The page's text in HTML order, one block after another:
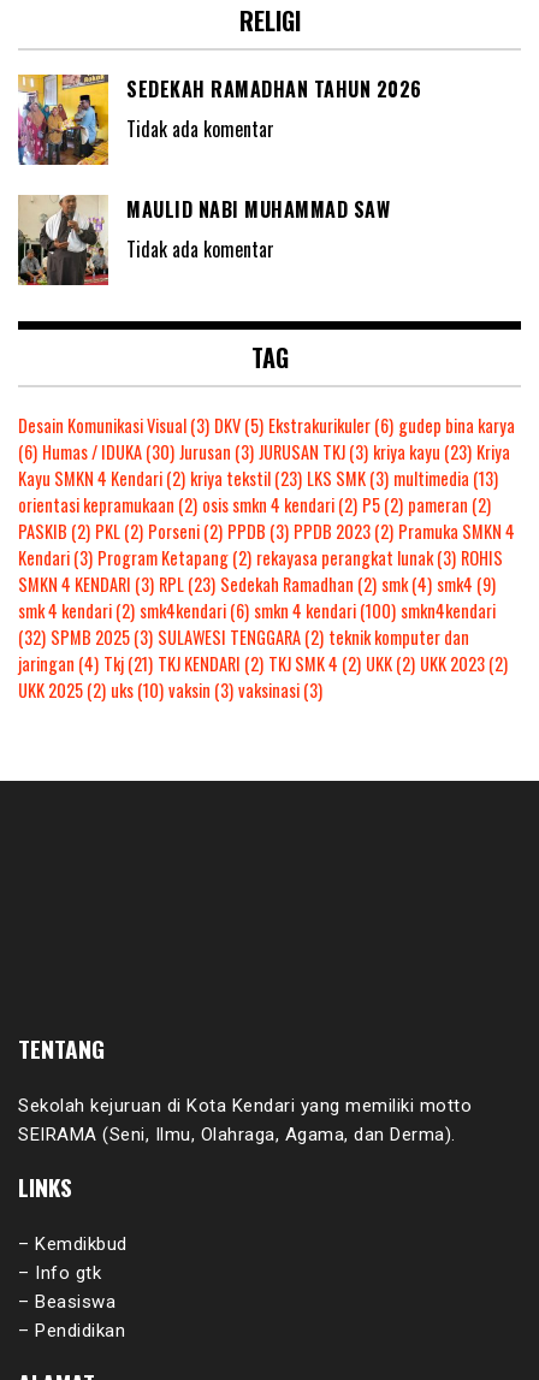
RELIGI
SEDEKAH RAMADHAN TAHUN 2026
Tidak ada komentar
MAULID NABI MUHAMMAD SAW
Tidak ada komentar
TAG
Desain Komunikasi Visual(3) DKV(5) Ekstrakurikuler(6) gudep bina karya
(6) Humas / IDUKA(30)Jurusan (3)JURUSAN TKJ(3) kriya kayu (23) Kriya
Kayu SMKN 4 Kendari(2) kriya tekstil(23) LKS SMK(3) multimedia (13)
orientasi kepramukaan (2) osis smkn 4 kendari(2) P5(2) pameran (2)
PASKIB (2) PKL(2) Porseni(2) PPDB (3) PPDB 2023(2) Pramuka SMKN 4
Kendari(3) Program Ketapang(2) rekayasa perangkat lunak(3) ROHIS
SMKN 4 KENDARI (3) RPL(23) Sedekah Ramadhan (2) smk(4) smk4 (9)
smk 4 kendari(2) smk4kendari(6) smkn 4 kendari(100) smkn4kendari
(32) SPMB 2025(3) SULAWESI TENGGARA(2) teknik komputer dan
jaringan (4) Tkj(21) TKJ KENDARI (2) TKJ SMK 4 (2) UKK(2) UKK 2023(2)
UKK 2025(2) uks(10)vaksin (3)vaksinasi(3)
TENTANG
Sekolah kejuruan di Kota Kendari yang memiliki motto
SEIRAMA (Seni, Ilmu, Olahraga, Agama, dan Derma).
LINKS
– Kemdikbud
– Info gtk
– Beasiswa
– Pendidikan